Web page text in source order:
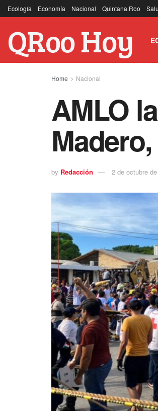
Ecología Economía Nacional Quintana Roo
QRoo Hoy
Home Nacional
AMLO
by Redacción 2 de octubre